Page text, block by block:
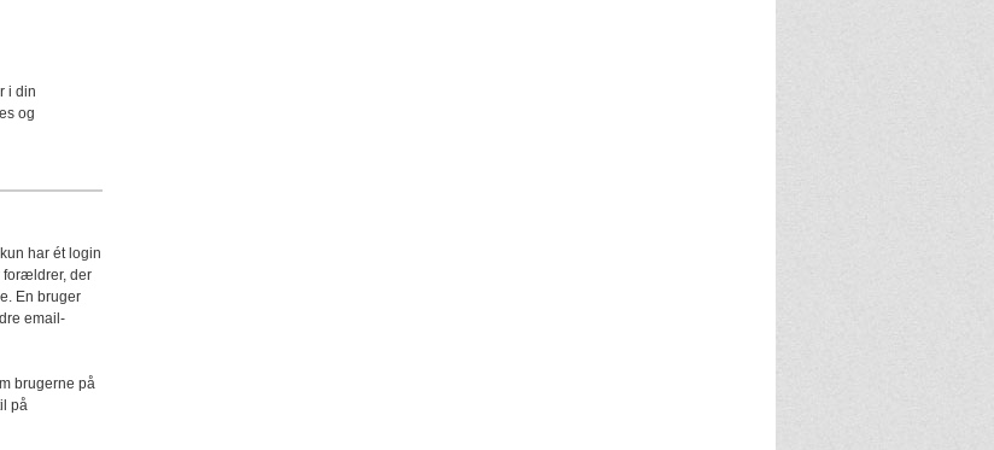
i din
og
har ét login
forældrer, der
En bruger
email-
brugerne på
på